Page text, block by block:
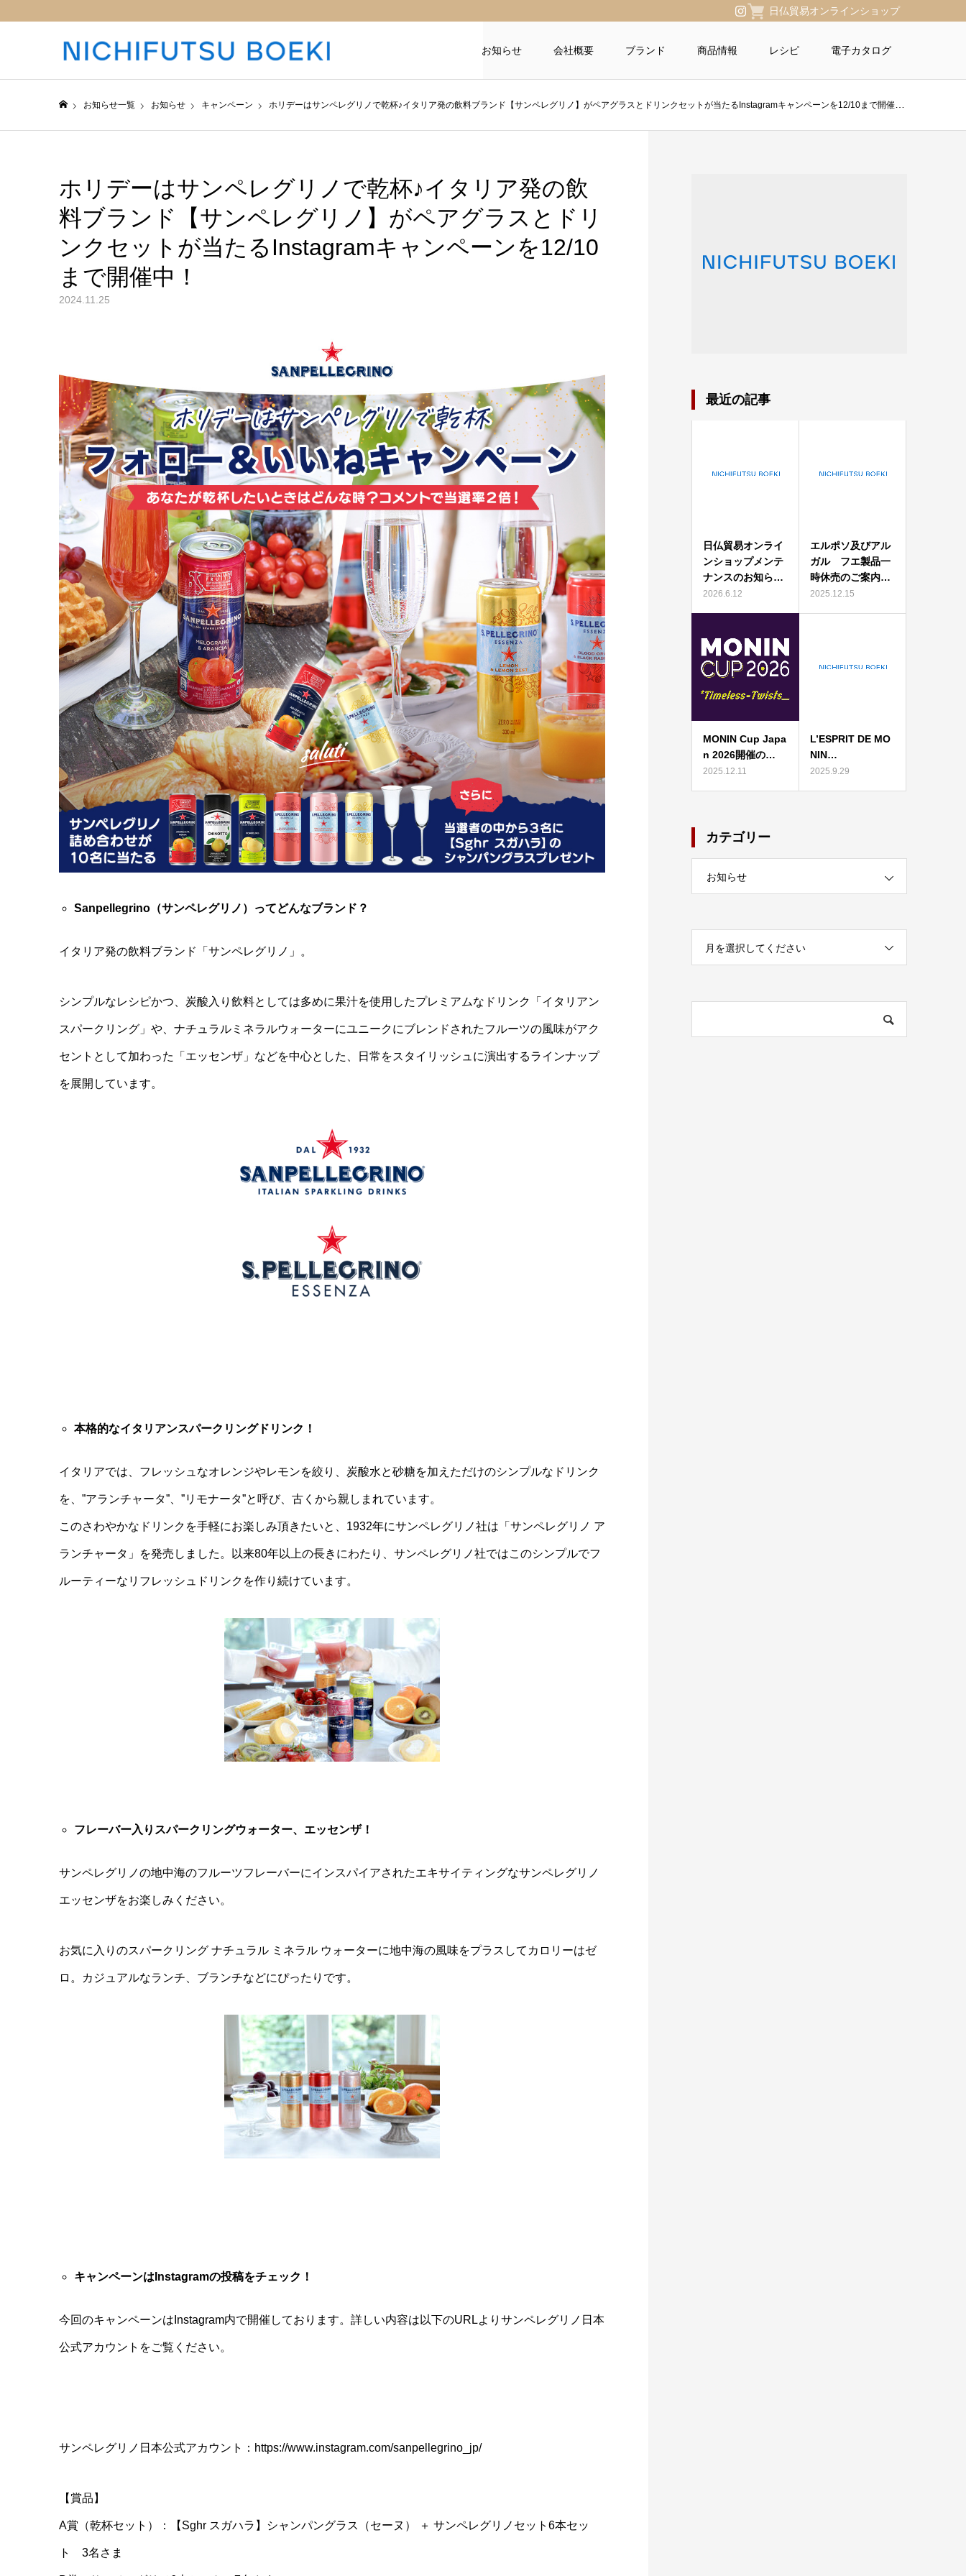
日仏貿易オンラインショップ
お知らせ 会社概要 ブランド 商品情報 レシピ 電子カタログ
お知らせ一覧 お知らせ キャンペーン ホリデーはサンペレグリノで乾杯♪イタリア発の飲料ブランド【サンペレグリノ】がペアグラスとドリンクセットが当たるInstagramキャンペーンを12/10まで開催中！
ホリデーはサンペレグリノで乾杯♪イタリア発の飲
料ブランド【サンペレグリノ】がペアグラスとドリ
ンクセットが当たるInstagramキャンペーンを12/10
まで開催中！
2024.11.25
Sanpellegrino（サンペレグリノ）ってどんなブランド？
イタリア発の飲料ブランド「サンペレグリノ」。
シンプルなレシピかつ、炭酸入り飲料としては多めに果汁を使用したプレミアムなドリンク「イタリアン
スパークリング」や、ナチュラルミネラルウォーターにユニークにブレンドされたフルーツの風味がアク
セントとして加わった「エッセンザ」などを中心とした、日常をスタイリッシュに演出するラインナップ
を展開しています。
本格的なイタリアンスパークリングドリンク！
イタリアでは、フレッシュなオレンジやレモンを絞り、炭酸水と砂糖を加えただけのシンプルなドリンク
を、”アランチャータ”、”リモナータ”と呼び、古くから親しまれています。
このさわやかなドリンクを手軽にお楽しみ頂きたいと、1932年にサンペレグリノ社は「サンペレグリノ ア
ランチャータ」を発売しました。以来80年以上の長きにわたり、サンペレグリノ社ではこのシンプルでフ
ルーティーなリフレッシュドリンクを作り続けています。
フレーバー入りスパークリングウォーター、エッセンザ！
サンペレグリノの地中海のフルーツフレーバーにインスパイアされたエキサイティングなサンペレグリノ
エッセンザをお楽しみください。
お気に入りのスパークリング ナチュラル ミネラル ウォーターに地中海の風味をプラスしてカロリーはゼ
ロ。カジュアルなランチ、ブランチなどにぴったりです。
キャンペーンはInstagramの投稿をチェック！
今回のキャンペーンはInstagram内で開催しております。詳しい内容は以下のURLよりサンペレグリノ日本
公式アカウントをご覧ください。
サンペレグリノ日本公式アカウント：https://www.instagram.com/sanpellegrino_jp/
【賞品】
A賞（乾杯セット）：【Sghr スガハラ】シャンパングラス（セーヌ） ＋ サンペレグリノセット6本セッ
ト 3名さま
最近の記事
日仏貿易オンライ
ンショップメンテ
ナンスのお知ら…
2026.6.12
エルポソ及びアル
ガル フエ製品一
時休売のご案内…
2025.12.15
MONIN Cup Japa
n 2026開催の…
2025.12.11
L’ESPRIT DE MO
NIN…
2025.9.29
カテゴリー
お知らせ
月を選択してください